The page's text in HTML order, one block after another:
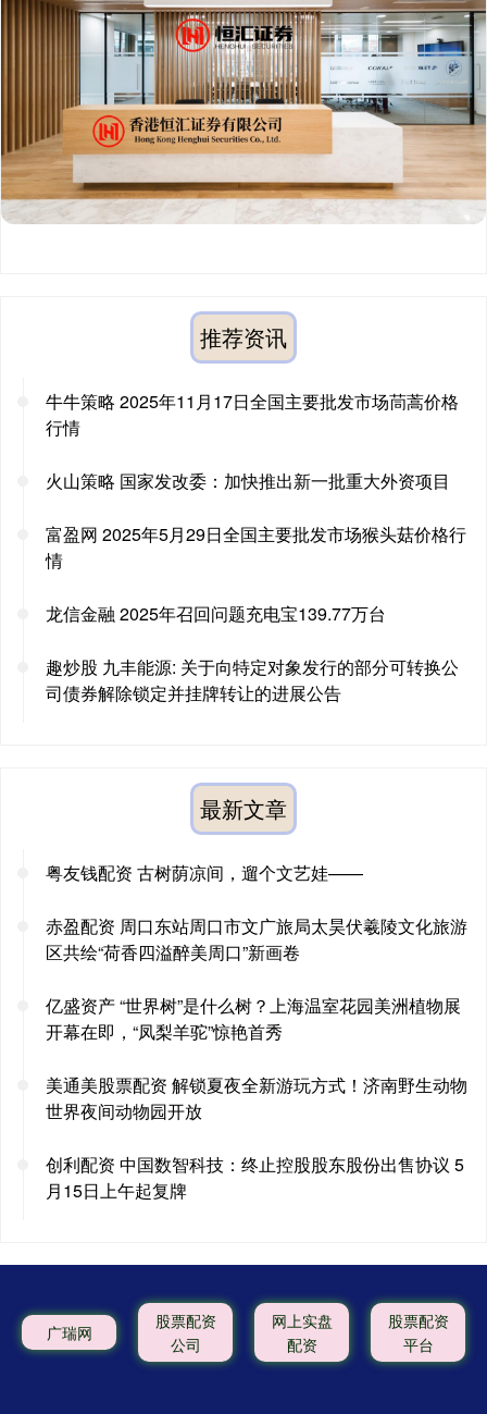
推荐资讯
牛牛策略 2025年11月17日全国主要批发市场茼蒿价格
行情
火山策略 国家发改委：加快推出新一批重大外资项目
富盈网 2025年5月29日全国主要批发市场猴头菇价格行
情
龙信金融 2025年召回问题充电宝139.77万台
趣炒股 九丰能源: 关于向特定对象发行的部分可转换公
司债券解除锁定并挂牌转让的进展公告
最新文章
粤友钱配资 古树荫凉间，遛个文艺娃——
赤盈配资 周口东站周口市文广旅局太昊伏羲陵文化旅游
区共绘“荷香四溢醉美周口”新画卷
亿盛资产 “世界树”是什么树？上海温室花园美洲植物展
开幕在即，“凤梨羊驼”惊艳首秀
美通美股票配资 解锁夏夜全新游玩方式！济南野生动物
世界夜间动物园开放
创利配资 中国数智科技：终止控股股东股份出售协议 5
月15日上午起复牌
广瑞网
股票配资
公司
网上实盘
配资
股票配资
平台